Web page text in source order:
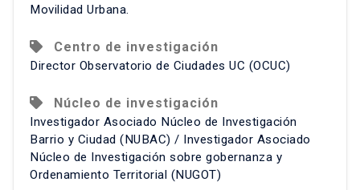
Movilidad Urbana.
Centro de investigación
Director Observatorio de Ciudades UC (OCUC)
Núcleo de investigación
Investigador Asociado Núcleo de Investigación
Barrio y Ciudad (NUBAC) / Investigador Asociado
Núcleo de Investigación sobre gobernanza y
Ordenamiento Territorial (NUGOT)